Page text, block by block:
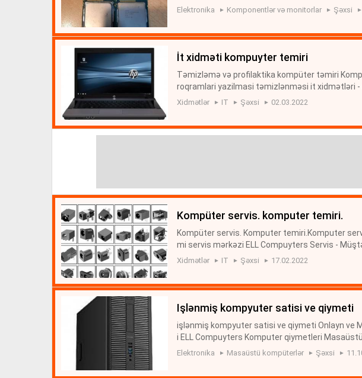
i Kompuyter xidmetleri təmiri kompuyter
Elektronika Komponentlər və monitorlar Şəxsi
i̇t xidməti kompuyter temiri
Təmizləmə və profilaktika kompüter təmiri
roqramlari yazilmasi təmizlənməsi it xidmətləri
asi - ustalar , temir ustasi Komputer xidmətləri
Xidmətlər IT Şəxsi 02.03.2022
kompüter servis. komputer temiri.
Kompüter servis. Komputer temiri.Komputer
mi servis mərkəzi ELL Compuyters Servis -
Temiri Bakida! Komputer servis Notebook Bakida
Xidmətlər IT Şəxsi 17.02.2022
işlənmiş kompyuter satisi ve qiymeti
işlənmiş kompyuter satisi ve qiymeti Onlayn ve
i ELL Compuyters Komputer qiymetleri
tisi. Kompyuter KOMPUTER SATİSİ.
Elektronika Masaüstü kompüterlər Şəxsi